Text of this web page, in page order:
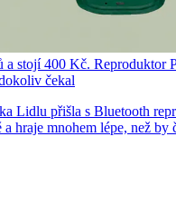
a stojí 400 Kč. Reproduktor
čekal
Lidlu přišla s Bluetooth
a hraje mnohem lépe, než by